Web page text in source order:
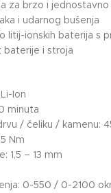
za brzo i
i udarnog bušenja
litij-ionskih baterija s
baterije i stroja
Ion
minuta
/ čeliku / kamenu:
Nm
1,5 – 13 mm
0-550 / 0-2100